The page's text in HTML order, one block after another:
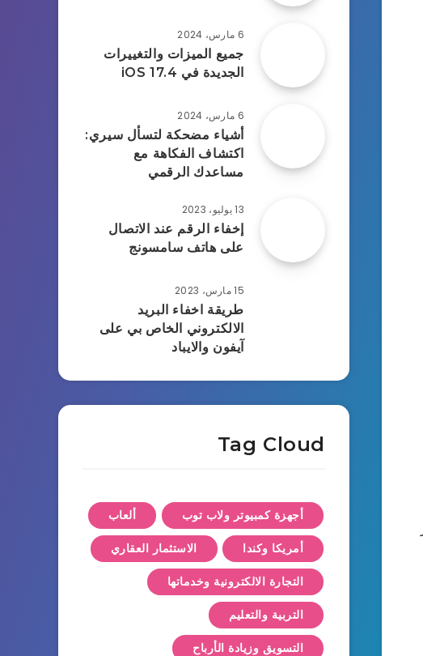
6 مارس، 2024
جميع الميزات والتغييرات
الجديدة في iOS 17.4
6 مارس، 2024
أشياء مضحكة لتسأل سيري:
اكتشاف الفكاهة مع
مساعدك الرقمي
13 يوليو، 2023
إخفاء الرقم عند الاتصال
على هاتف سامسونج
15 مارس، 2023
طريقة اخفاء البريد
الالكتروني الخاص بي على
آيفون والايباد
Tag Cloud
أجهزة كمبيوتر ولاب توب ألعاب
أمريكا وكندا الاستثمار العقاري
التجارة الالكترونية وخدماتها
التربية والتعليم
التسويق وزيادة الأرباح